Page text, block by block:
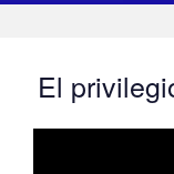
El